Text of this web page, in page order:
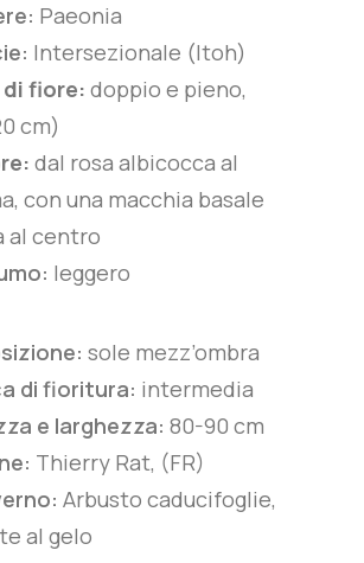
Paeonia
Intersezionale (Itoh)
fiore: doppio e pieno,
cm)
dal rosa albicocca al
con una macchia basale
al centro
leggero
sole mezz’ombra
di fioritura: intermedia
e larghezza: 80-90 cm
Thierry Rat, (FR)
Arbusto caducifoglie,
al gelo